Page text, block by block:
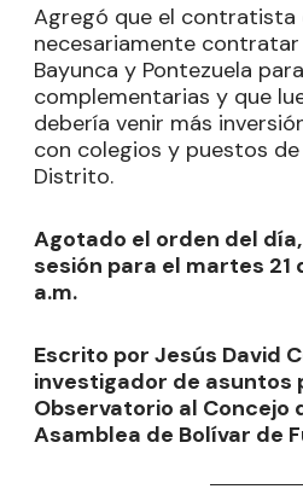
Agregó que el contratista
necesariamente
Bayunca y Pontezuela
complementarias y que
debería venir más
con colegios y puestos
Distrito.
Agotado el orden del
sesión para el martes
a.m.
Escrito por Jesús David
investigador de asuntos
Observatorio al Concejo
Asamblea de Bolívar de